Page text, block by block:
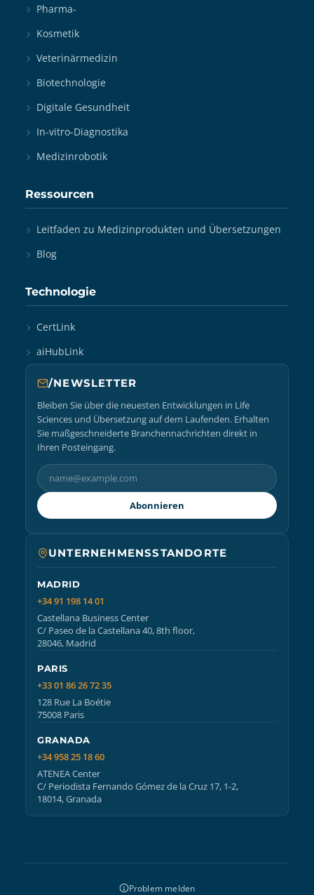
Pharma-
Kosmetik
Veterinärmedizin
Biotechnologie
Digitale Gesundheit
In-vitro-Diagnostika
Medizinrobotik
Ressourcen
Leitfaden zu Medizinprodukten und Übersetzungen
Blog
Technologie
CertLink
aiHubLink
/NEWSLETTER
Bleiben Sie über die neuesten Entwicklungen in Life
Sciences und Übersetzung auf dem Laufenden. Erhalten
Sie maßgeschneiderte Branchennachrichten direkt in
Ihren Posteingang.
Abonnieren
UNTERNEHMENSSTANDORTE
MADRID
+34 91 198 14 01
Castellana Business Center
C/ Paseo de la Castellana 40, 8th floor,
28046, Madrid
PARIS
+33 01 86 26 72 35
128 Rue La Boétie
75008 Paris
GRANADA
+34 958 25 18 60
ATENEA Center
C/ Periodista Fernando Gómez de la Cruz 17, 1-2,
18014, Granada
Problem melden